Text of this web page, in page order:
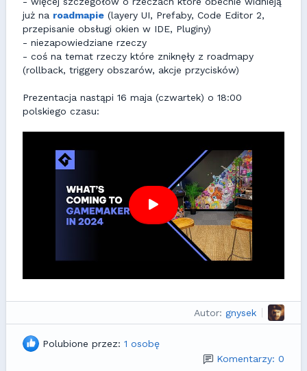
już na roadmapie (layery UI, Prefaby, Code Editor 2,
przepisanie obsługi okien w IDE, Pluginy)
- niezapowiedziane rzeczy
- coś na temat rzeczy które zniknęły z roadmapy
(rollback, triggery obszarów, akcje przycisków)
Prezentacja nastąpi 16 maja (czwartek) o 18:00
polskiego czasu:
Autor: gnysek
Polubione przez: 1 osobę
Komentarzy: 0